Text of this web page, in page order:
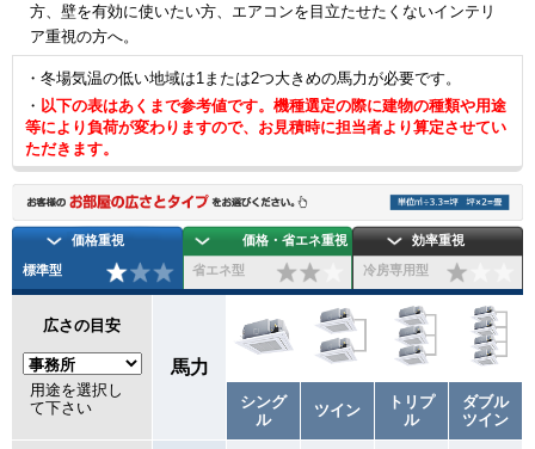
方、壁を有効に使いたい方、エアコンを目立たせたくないインテリ
ア重視の方へ。
・冬場気温の低い地域は1または2つ大きめの馬力が必要です。
・ 以下の表はあくまで参考値です。機種選定の際に建物の種類や用途
等により負荷が変わりますので、お見積時に担当者より算定させてい
ただきます。
価格重視
標準型
価格・省エネ重視
省エネ型
効率重視
冷房専用型
広さの目安
用途を選択し
て下さい
馬力
シング
ル
ツイン
トリプ
ル
ダブル
ツイン